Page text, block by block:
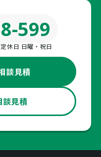
599
休日 日曜・祝日
談見積
見積